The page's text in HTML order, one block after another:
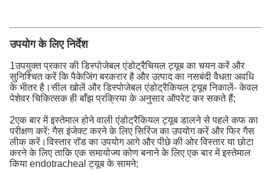
उपयोग के लिए निर्देश
1उपयुक्त प्रकार की डिस्पोजेबल एंडोट्रैचियल ट्यूब का चयन करें और
सुनिश्चित करें कि पैकेजिंग बरकरार है और उत्पाद का नसबंदी वैधता अवधि
के भीतर है।सील खोलें और डिस्पोजेबल एंडोट्रैकियल ट्यूब निकालें- केवल
पेशेवर चिकित्सक ही बाँझ प्रक्रिया के अनुसार ऑपरेट कर सकते हैं;
2एक बार में इस्तेमाल होने वाली एंडोट्रैकियल ट्यूब डालने से पहले कफ का
परीक्षण करें: गैस इंजेक्ट करने के लिए सिरिंज का उपयोग करें और फिर गैस
लीक करें।विस्तार रॉड का उपयोग आगे और पीछे की ओर विस्तार या छोटा
करने के लिए ताकि एक समायोज्य कोण बनाने के लिए एक बार में इस्तेमाल
किया endotracheal ट्यूब के सामने;